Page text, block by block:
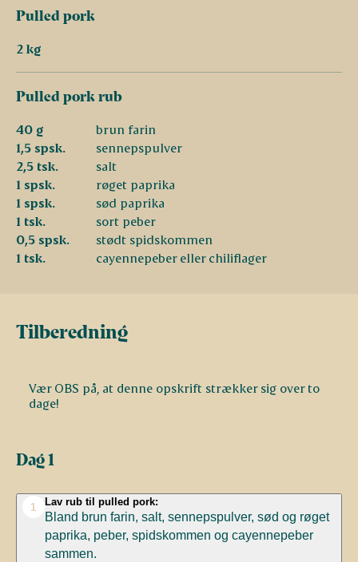
Pulled pork
2 kg
Pulled pork rub
40 g
brun farin
1,5 spsk.
sennepspulver
2,5 tsk.
salt
1 spsk.
røget paprika
1 spsk.
sød paprika
1 tsk.
sort peber
0,5 spsk.
stødt spidskommen
1 tsk.
cayennepeber eller chiliflager
Tilberedning
Vær OBS på, at denne opskrift strækker sig over to
dage!
Dag 1
1 Lav rub til pulled pork:
Bland brun farin, salt, sennepspulver, sød og røget
paprika, peber, spidskommen og cayennepeber
sammen.